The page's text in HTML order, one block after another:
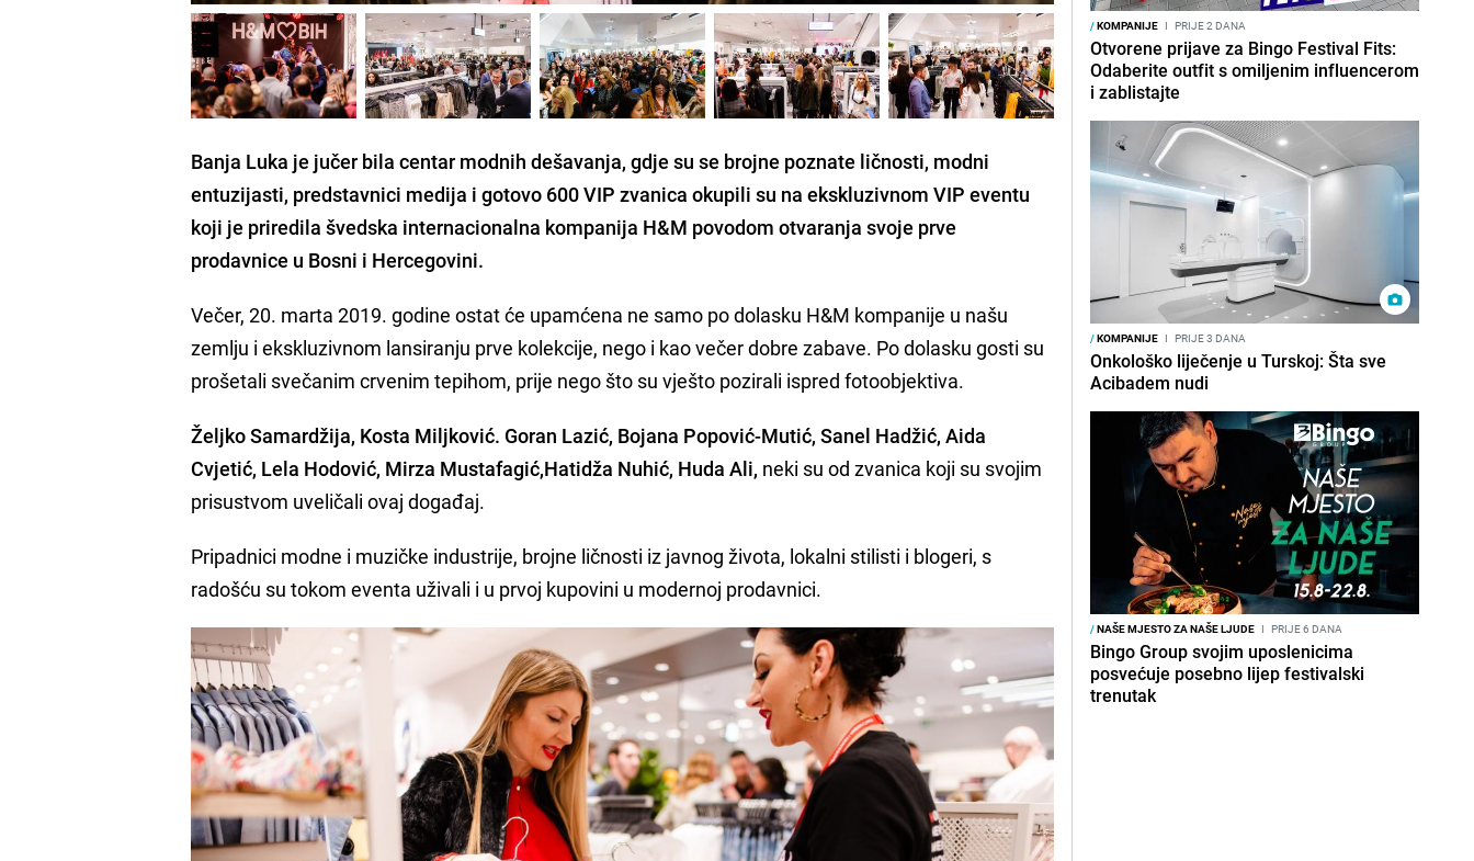
Banja Luka je jučer bila centar modnih dešavanja, gdje su se brojne poznate ličnosti, modni
entuzijasti, predstavnici medija i gotovo 600 VIP zvanica okupili su na ekskluzivnom VIP eventu
koji je priredila švedska internacionalna kompanija H&M povodom otvaranja svoje prve
prodavnice u Bosni i Hercegovini.
Večer, 20. marta 2019. godine ostat će upamćena ne samo po dolasku H&M kompanije u našu
zemlju i ekskluzivnom lansiranju prve kolekcije, nego i kao večer dobre zabave. Po dolasku gosti su
prošetali svečanim crvenim tepihom, prije nego što su vješto pozirali ispred fotoobjektiva.
Željko Samardžija, Kosta Miljković. Goran Lazić, Bojana Popović-Mutić, Sanel Hadžić, Aida
Cvjetić, Lela Hodović, Mirza Mustafagić,Hatidža Nuhić, Huda Ali, neki su od zvanica koji su svojim
prisustvom uveličali ovaj događaj.
Pripadnici modne i muzičke industrije, brojne ličnosti iz javnog života, lokalni stilisti i blogeri, s
radošću su tokom eventa uživali i u prvoj kupovini u modernoj prodavnici.
/KOMPANIJE I PRIJE 2 DANA
Otvorene prijave za Bingo Festival Fits:
Odaberite outfit s omiljenim influencerom
i zablistajte
/KOMPANIJE I PRIJE 3 DANA
Onkološko liječenje u Turskoj: Šta sve
Acibadem nudi
/NAŠE MJESTO ZA NAŠE LJUDE I PRIJE 6 DANA
Bingo Group svojim uposlenicima
posvećuje posebno lijep festivalski
trenutak